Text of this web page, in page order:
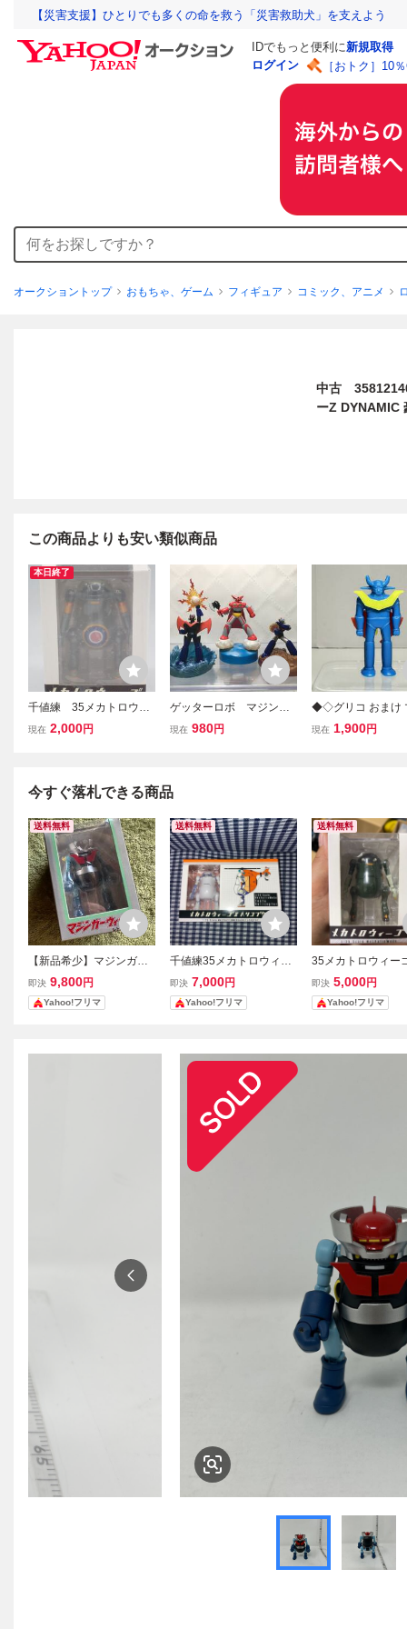
【災害支援】ひとりでも多くの命を救う「災害救助犬」を支えよう
IDでもっと便利に新規取得
ログイン
［おトク］10
オークショントップ おもちゃ、ゲーム フィギュア コミック、アニメ
中古
ーZ DYNAMIC
この商品よりも安い類似商品
本日終了
千値練 35メカトロウィ
ーゴ いえさぶⅡ モデリ
現在 2,000円
ゲッターロボ マジンガ
ーＺ グレートマジンガ
現在 980円
◆◇グリコ おまけ
ガーZ 永井豪 ブレ
現在 1,900円
今すぐ落札できる商品
送料無料
【新品希少】マジンガー
ウィーゴ レトロカラー 永
井豪50周年記念(マジンガ
ーZ)
即決 9,800円
Yahoo!フリマ
送料無料
千値練35メカトロウィー
ゴ てすと＆へりこぷたー
【新品・未開封】
即決 7,000円
Yahoo!フリマ
送料無料
35メカトロウィー
さぶ フィギュア千
即決 5,000円
Yahoo!フリマ